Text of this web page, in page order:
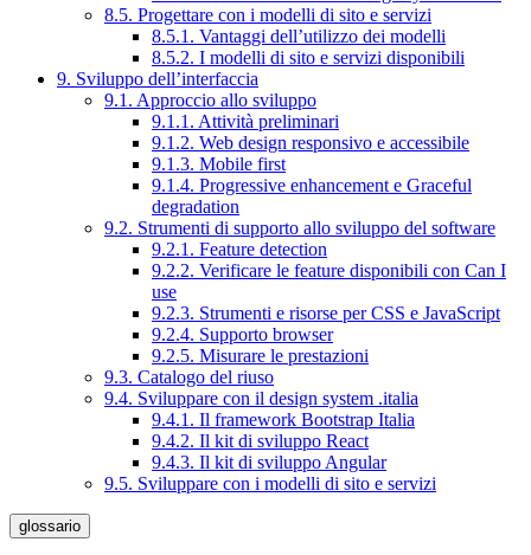
8.5. Progettare con i modelli di sito e servizi
8.5.1. Vantaggi dell’utilizzo dei modelli
8.5.2. I modelli di sito e servizi disponibili
9. Sviluppo dell’interfaccia
9.1. Approccio allo sviluppo
9.1.1. Attività preliminari
9.1.2. Web design responsivo e accessibile
9.1.3. Mobile first
9.1.4. Progressive enhancement e Graceful
degradation
9.2. Strumenti di supporto allo sviluppo del software
9.2.1. Feature detection
9.2.2. Verificare le feature disponibili con Can I
use
9.2.3. Strumenti e risorse per CSS e JavaScript
9.2.4. Supporto browser
9.2.5. Misurare le prestazioni
9.3. Catalogo del riuso
9.4. Sviluppare con il design system .italia
9.4.1. Il framework Bootstrap Italia
9.4.2. Il kit di sviluppo React
9.4.3. Il kit di sviluppo Angular
9.5. Sviluppare con i modelli di sito e servizi
glossario